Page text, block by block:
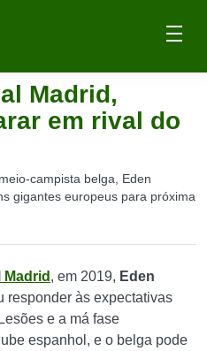
Madrid,
em rival do
campista belga, Eden
gigantes europeus para próxima
Madrid , em 2019, Eden
responder às expectativas
e a má fase
espanhol, e o belga pode